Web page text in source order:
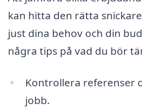
kan hitta den rätta
just dina behov och din
några tips på vad du bör
Kontrollera referenser
jobb.